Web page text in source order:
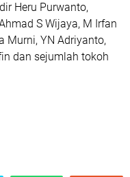
Heru Purwanto,
S Wijaya, M Irfan
Murni, YN Adriyanto,
dan sejumlah tokoh